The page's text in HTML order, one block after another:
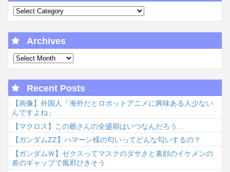
Archives
Recent Posts
【画像】外国人「海外だとロボットアニメに興味ある人少ない
んですよね」
【マクロス】この爺さんの全盛期はいつなんだろう…
【ガンダムΖΖ】ハマーン様の匂いってどんな匂いするの？
【ガンダムＷ】ゼクスってマスクのダサさと素顔のイケメンの
差のギャップで風邪ひきそう